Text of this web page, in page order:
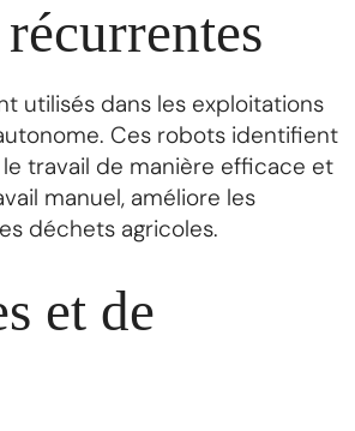
utilisés dans les exploitations
Ces robots identifient
travail de manière efficace et
manuel, améliore les
déchets agricoles.
et de